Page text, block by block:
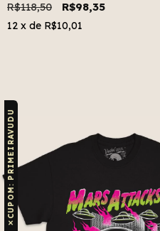
R$118,50 R$98,35
12 x de R$10,01
✕
CUPOM: PRIMEIRAVUDU